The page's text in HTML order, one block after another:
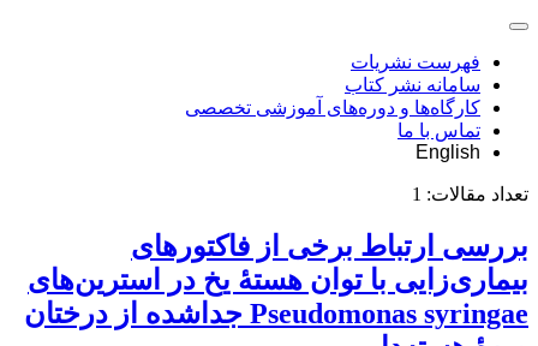
فهرست نشریات
سامانه نشر کتاب
کارگاه‌ها و دوره‌های آموزشی تخصصی
تماس با ما
English
تعداد مقالات: 1
بررسی ارتباط برخی از فاکتورهای
بیماری‌زایی با توان هستۀ یخ در استرین‌های
Pseudomonas syringae جدا‌شده از درختان